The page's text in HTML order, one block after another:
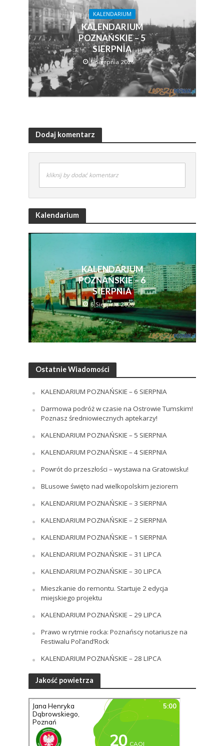
KALENDARIUM
KALENDARIUM
POZNAŃSKIE – 5
SIERPNIA
5 Sierpnia 2026
Dodaj komentarz
kliknij by dodać komentarz
Kalendarium
KALENDARIUM
POZNAŃSKIE – 6
SIERPNIA
6 Sierpnia 2026
Ostatnie Wiadomości
KALENDARIUM POZNAŃSKIE – 6 SIERPNIA
Darmowa podróż w czasie na Ostrowie Tumskim!
Poznasz średniowiecznych aptekarzy!
KALENDARIUM POZNAŃSKIE – 5 SIERPNIA
KALENDARIUM POZNAŃSKIE – 4 SIERPNIA
Powrót do przeszłości – wystawa na Gratowisku!
BLusowe święto nad wielkopolskim jeziorem
KALENDARIUM POZNAŃSKIE – 3 SIERPNIA
KALENDARIUM POZNAŃSKIE – 2 SIERPNIA
KALENDARIUM POZNAŃSKIE – 1 SIERPNIA
KALENDARIUM POZNAŃSKIE – 31 LIPCA
KALENDARIUM POZNAŃSKIE – 30 LIPCA
Mieszkanie do remontu. Startuje 2 edycja
miejskiego projektu
KALENDARIUM POZNAŃSKIE – 29 LIPCA
Prawo w rytmie rocka: Poznańscy notariusze na
Festiwalu Pol’and’Rock
KALENDARIUM POZNAŃSKIE – 28 LIPCA
Jakość powietrza